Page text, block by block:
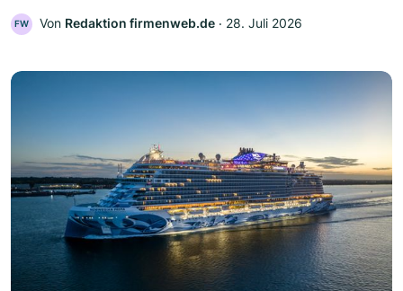
FW Von Redaktion firmenweb.de ‧ 28. Juli 2026